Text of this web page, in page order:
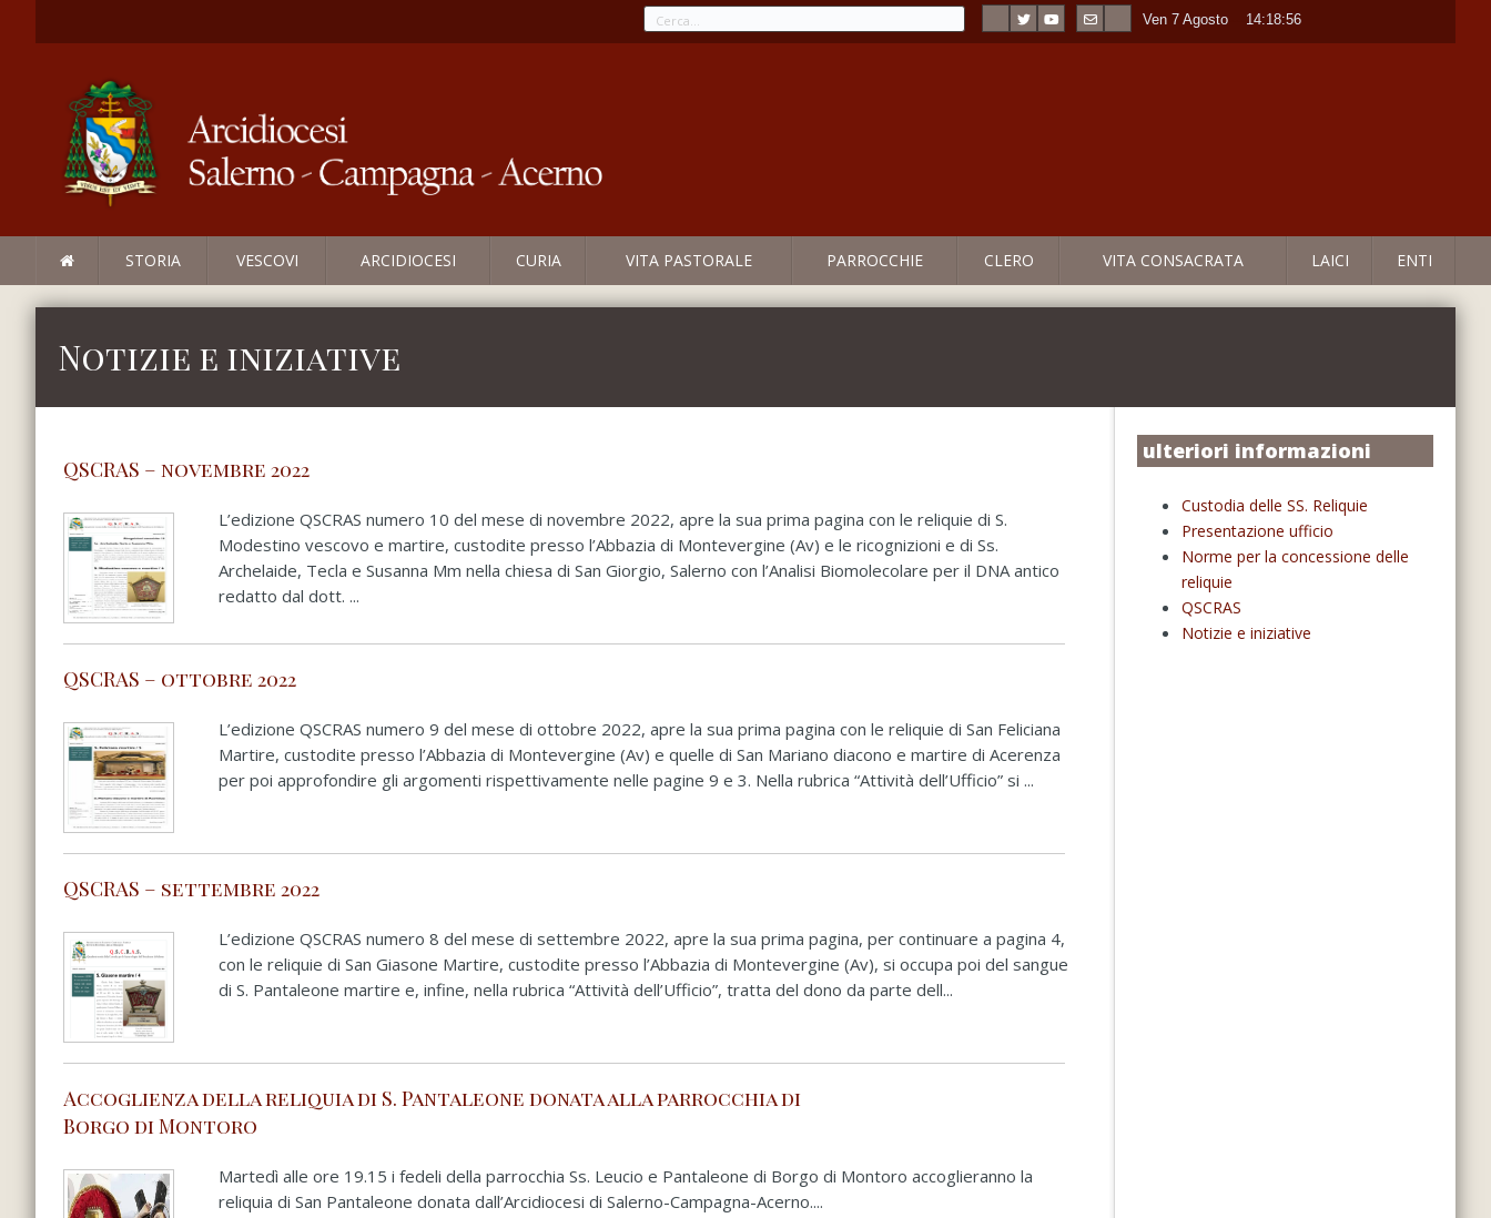
Ven 7 Agosto 14:18:57
STORIA VESCOVI ARCIDIOCESI CURIA VITA PASTORALE PARROCCHIE CLERO VITA CONSACRATA LAICI ENTI
Notizie e iniziative
QSCRAS – novembre 2022
L’edizione QSCRAS numero 10 del mese di novembre 2022, apre la sua prima pagina con le reliquie di S.
Modestino vescovo e martire, custodite presso l’Abbazia di Montevergine (Av) e le ricognizioni e di Ss.
Archelaide, Tecla e Susanna Mm nella chiesa di San Giorgio, Salerno con l’Analisi Biomolecolare per il DNA antico
redatto dal dott. ...
QSCRAS – ottobre 2022
L’edizione QSCRAS numero 9 del mese di ottobre 2022, apre la sua prima pagina con le reliquie di San Feliciana
Martire, custodite presso l’Abbazia di Montevergine (Av) e quelle di San Mariano diacono e martire di Acerenza
per poi approfondire gli argomenti rispettivamente nelle pagine 9 e 3. Nella rubrica “Attività dell’Ufficio” si ...
QSCRAS – settembre 2022
L’edizione QSCRAS numero 8 del mese di settembre 2022, apre la sua prima pagina, per continuare a pagina 4,
con le reliquie di San Giasone Martire, custodite presso l’Abbazia di Montevergine (Av), si occupa poi del sangue
di S. Pantaleone martire e, infine, nella rubrica “Attività dell’Ufficio”, tratta del dono da parte dell...
Accoglienza della reliquia di S. Pantaleone donata alla parrocchia di
Borgo di Montoro
Martedì alle ore 19.15 i fedeli della parrocchia Ss. Leucio e Pantaleone di Borgo di Montoro accoglieranno la
reliquia di San Pantaleone donata dall’Arcidiocesi di Salerno-Campagna-Acerno....
ulteriori informazioni
Custodia delle SS. Reliquie
Presentazione ufficio
Norme per la concessione delle
reliquie
QSCRAS
Notizie e iniziative